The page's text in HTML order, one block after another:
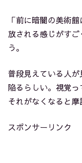
「前に暗闇の美術
放される感じがす
う。
普段見えている人
陥るらしい。視覚っ
それがなくなると摩
スポンサーリンク